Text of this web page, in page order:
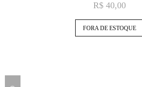
R$ 40,00
FORA DE ESTOQUE